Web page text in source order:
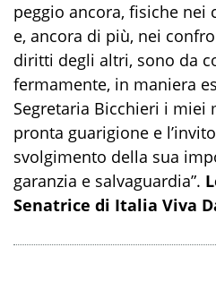
peggio ancora, fisiche
e, ancora di più, nei
diritti degli altri, sono da
fermamente, in maniera
Segretaria Bicchieri i miei
pronta guarigione e
svolgimento della sua
garanzia e salvaguardia”.
Senatrice di Italia Viva